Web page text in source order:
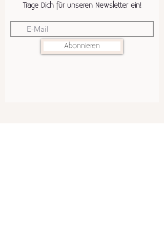
Trage Dich für unseren Newsletter ein!
Abonnieren